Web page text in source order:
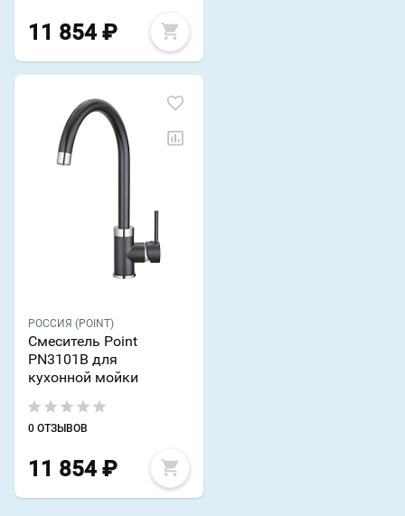
11 854 ₽
РОССИЯ (POINT)
Смеситель Point
PN3101B для
кухонной мойки
0 ОТЗЫВОВ
11 854 ₽